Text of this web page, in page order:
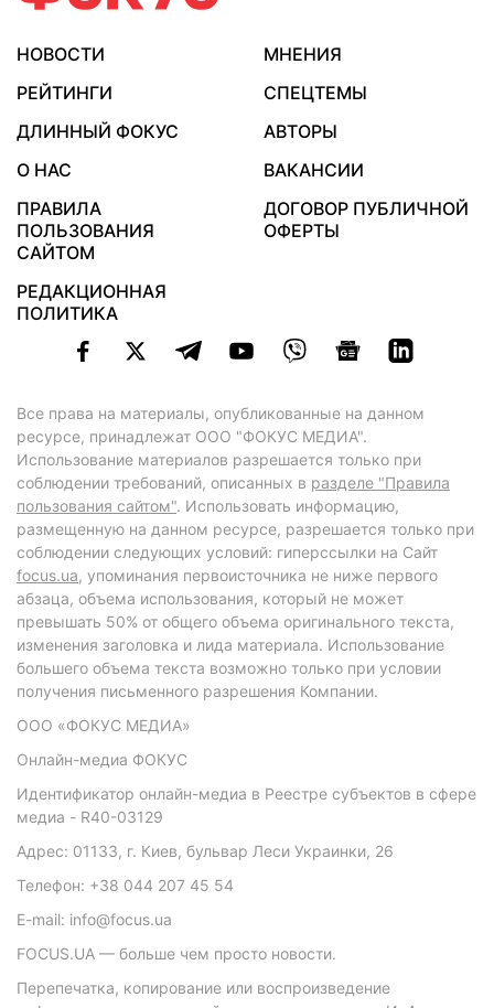
НОВОСТИ
МНЕНИЯ
РЕЙТИНГИ
СПЕЦТЕМЫ
ДЛИННЫЙ ФОКУС
АВТОРЫ
О НАС
ВАКАНСИИ
ПРАВИЛА
ПОЛЬЗОВАНИЯ
САЙТОМ
ДОГОВОР ПУБЛИЧНОЙ
ОФЕРТЫ
РЕДАКЦИОННАЯ
ПОЛИТИКА
Все права на материалы, опубликованные на данном
ресурсе, принадлежат ООО "ФОКУС МЕДИА".
Использование материалов разрешается только при
соблюдении требований, описанных в разделе "Правила
пользования сайтом". Использовать информацию,
размещенную на данном ресурсе, разрешается только при
соблюдении следующих условий: гиперссылки на Сайт
focus.ua, упоминания первоисточника не ниже первого
абзаца, объема использования, который не может
превышать 50% от общего объема оригинального текста,
изменения заголовка и лида материала. Использование
большего объема текста возможно только при условии
получения письменного разрешения Компании.
ООО «ФОКУС МЕДИА»
Онлайн-медиа ФОКУС
Идентификатор онлайн-медиа в Реестре субъектов в сфере
медиа - R40-03129
Адрес: 01133, г. Киев, бульвар Леси Украинки, 26
Телефон: +38 044 207 45 54
E-mail: info@focus.ua
FOCUS.UA — больше чем просто новости.
Перепечатка, копирование или воспроизведение